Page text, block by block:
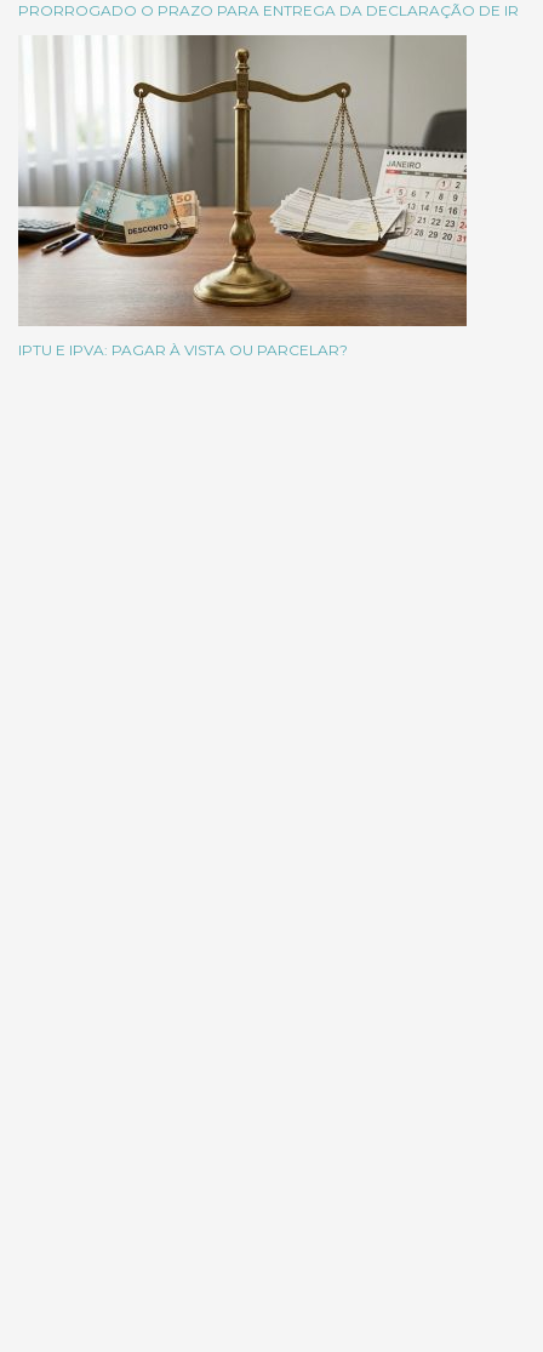
PRORROGADO O PRAZO PARA ENTREGA DA DECLARAÇÃO DE IR
IPTU E IPVA: PAGAR À VISTA OU PARCELAR?